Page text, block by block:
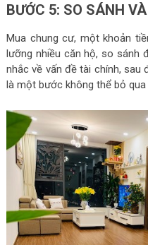
BƯỚC 5: SO SÁNH
Mua chung cư, một khoản
lưỡng nhiều căn hộ, so sánh
nhắc về vấn đề tài chính,
là một bước không thể bỏ